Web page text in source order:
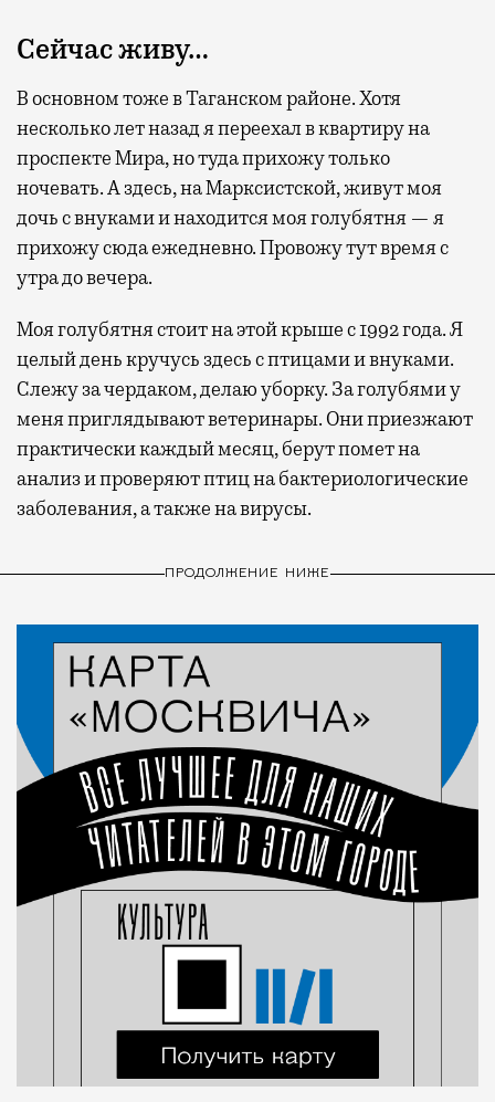
Сейчас живу…
В основном тоже в Таганском районе. Хотя
несколько лет назад я переехал в квартиру на
проспекте Мира, но туда прихожу только
ночевать. А здесь, на Марксистской, живут моя
дочь с внуками и находится моя голубятня — я
прихожу сюда ежедневно. Провожу тут время с
утра до вечера.
Моя голубятня стоит на этой крыше с 1992 года. Я
целый день кручусь здесь с птицами и внуками.
Слежу за чердаком, делаю уборку. За голубями у
меня приглядывают ветеринары. Они приезжают
практически каждый месяц, берут помет на
анализ и проверяют птиц на бактериологические
заболевания, а также на вирусы.
ПРОДОЛЖЕНИЕ НИЖЕ